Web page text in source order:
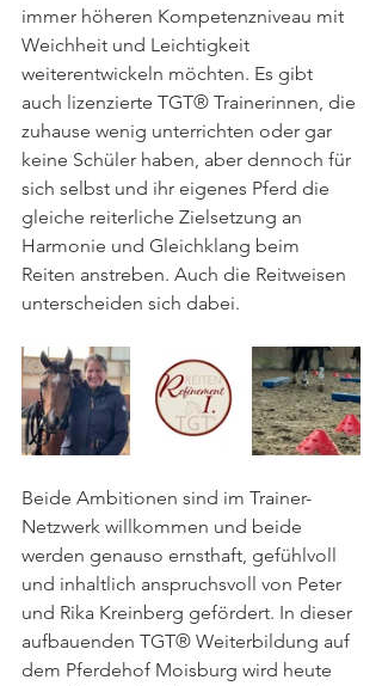
immer höheren Kompetenzniveau mit
Weichheit und Leichtigkeit
weiterentwickeln möchten. Es gibt
auch lizenzierte TGT® Trainerinnen, die
zuhause wenig unterrichten oder gar
keine Schüler haben, aber dennoch für
sich selbst und ihr eigenes Pferd die
gleiche reiterliche Zielsetzung an
Harmonie und Gleichklang beim
Reiten anstreben. Auch die Reitweisen
unterscheiden sich dabei.
Beide Ambitionen sind im Trainer-
Netzwerk willkommen und beide
werden genauso ernsthaft, gefühlvoll
und inhaltlich anspruchsvoll von Peter
und Rika Kreinberg gefördert. In dieser
aufbauenden TGT® Weiterbildung auf
dem Pferdehof Moisburg wird heute